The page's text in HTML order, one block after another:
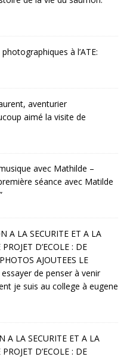
photographiques à l’ATE:
aventurier
aimé la visite de
avec Mathilde –
séance avec Matilde
”
A LA SECURITE ET A LA
D’ECOLE : DE
AJOUTEES LE
de penser à venir
je suis au college à eugene
A LA SECURITE ET A LA
D’ECOLE : DE